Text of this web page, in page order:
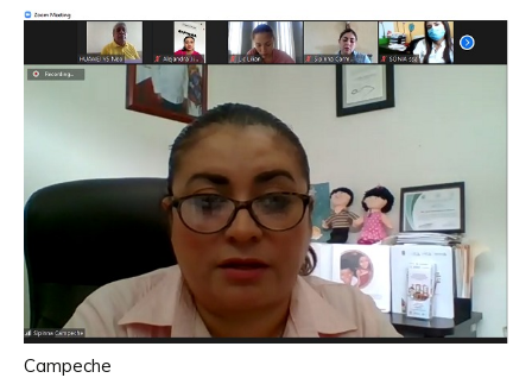
Campeche